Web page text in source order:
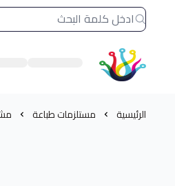
الشرق النادر بيع مستلزمات
الرئيسية مستلزمات طباعة